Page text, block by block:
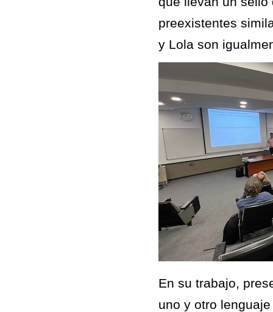
preexistentes
y Lola son
En su trabajo,
uno y otro